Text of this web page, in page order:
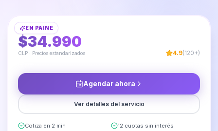
EN PAINE
DESDE
$34.990
CLP · Precios estandarizados 4.9(120+)
Agendar ahora
Ver detalles del servicio
Cotiza en 2 min
12 cuotas sin interés